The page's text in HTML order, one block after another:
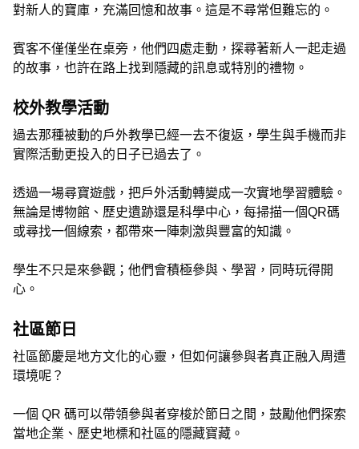
對新人的寶庫，充滿回憶和故事。這是不尋常但難忘的。
賓客不僅僅坐在桌旁，他們四處走動，探尋著新人一起走過
的故事，也許在路上找到隱藏的訊息或特別的禮物。
校外教學活動
過去那種被動的戶外教學已經一去不復返，學生與手機而非
實際活動更投入的日子已過去了。
透過一場尋寶遊戲，把戶外活動轉變成一次實地學習體驗。
無論是博物館、歷史遺跡還是科學中心，每掃描一個QR碼
或尋找一個線索，都帶來一陣刺激與豐富的知識。
學生不只是來參觀；他們會積極參與、學習，同時玩得開
心。
社區節日
社區節慶是地方文化的心靈，但如何讓參與者真正融入周遭
環境呢？
一個 QR 碼可以帶領參與者穿梭於節日之間，鼓勵他們探索
當地企業、歷史地標和社區的隱藏寶藏。